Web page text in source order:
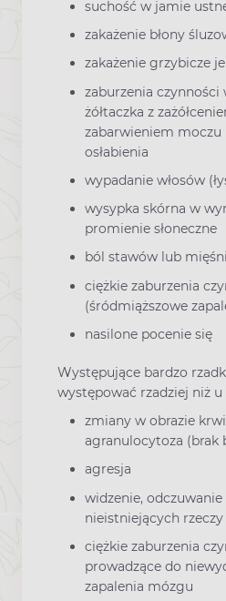
suchość w jamie
zakażenie błony
zakażenie grzybicze
zaburzenia
żółtaczka z
zabarwieniem moczu
osłabienia
wypadanie włosów
wysypka skórna w
promienie słoneczne
ból stawów lub mięśni
ciężkie zaburzenia
(śródmiąższowe
nasilone pocenie się
Występujące bardzo
występować rzadziej niż u
zmiany w obrazie
agranulocytoza (brak
agresja
widzenie, odczuwanie
nieistniejących
ciężkie zaburzenia
prowadzące do
zapalenia mózgu